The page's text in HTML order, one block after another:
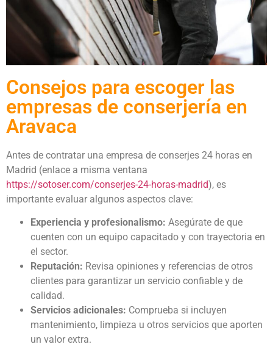
Consejos para escoger las
empresas de conserjería en
Aravaca
Antes de contratar una empresa de conserjes 24 horas en
Madrid (enlace a misma ventana
https://sotoser.com/conserjes-24-horas-madrid), es
importante evaluar algunos aspectos clave:
Experiencia y profesionalismo: Asegúrate de que
cuenten con un equipo capacitado y con trayectoria en
el sector.
Reputación: Revisa opiniones y referencias de otros
clientes para garantizar un servicio confiable y de
calidad.
Servicios adicionales: Comprueba si incluyen
mantenimiento, limpieza u otros servicios que aporten
un valor extra.